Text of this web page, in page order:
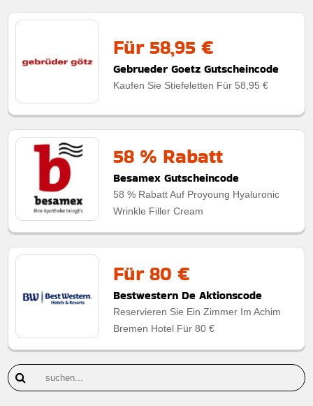
Für 58,95 €
Gebrueder Goetz Gutscheincode
Kaufen Sie Stiefeletten Für 58,95 €
58 % Rabatt
Besamex Gutscheincode
58 % Rabatt Auf Proyoung Hyaluronic
Wrinkle Filler Cream
Für 80 €
Bestwestern De Aktionscode
Reservieren Sie Ein Zimmer Im Achim
Bremen Hotel Für 80 €